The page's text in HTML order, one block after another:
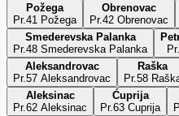
Požega
Pr.41 Požega
Obrenovac
Pr.42 Obrenovac
Smederevska Palanka
Pr.48 Smederevska Palanka
Aleksandrovac
Pr.57 Aleksandrovac
Raška
Pr.58
Aleksinac
Pr.62 Aleksinac
Ćuprija
Pr.63 Cuprija